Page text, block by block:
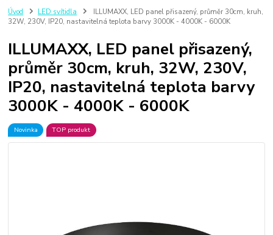
Úvod LED svítidla
ILLUMAXX, LED panel přisazený, průměr 30cm, kruh,
32W, 230V, IP20, nastavitelná teplota barvy 3000K - 4000K - 6000K
ILLUMAXX, LED panel přisazený,
průměr 30cm, kruh, 32W, 230V,
IP20, nastavitelná teplota barvy
3000K - 4000K - 6000K
Novinka TOP produkt